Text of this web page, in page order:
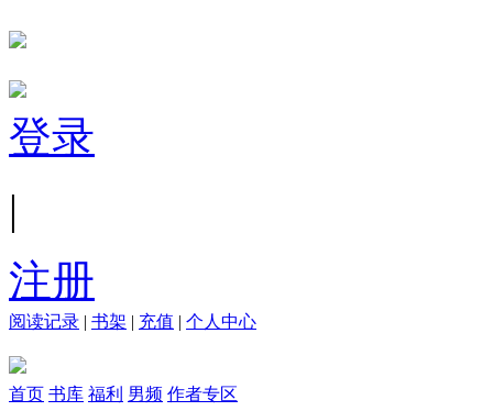
登录
|
注册
阅读记录 | 书架 | 充值 | 个人中心
首页 书库 福利 男频 作者专区